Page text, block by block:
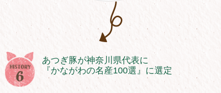
あつぎ豚が神奈川県代表に
『かながわの名産100選』に選定